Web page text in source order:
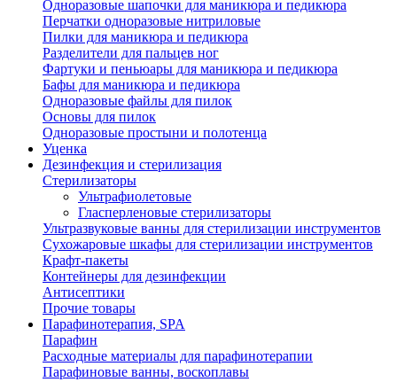
Одноразовые шапочки для маникюра и педикюра
Перчатки одноразовые нитриловые
Пилки для маникюра и педикюра
Разделители для пальцев ног
Фартуки и пеньюары для маникюра и педикюра
Бафы для маникюра и педикюра
Одноразовые файлы для пилок
Основы для пилок
Одноразовые простыни и полотенца
Уценка
Дезинфекция и стерилизация
Стерилизаторы
Ультрафиолетовые
Гласперленовые стерилизаторы
Ультразвуковые ванны для стерилизации инструментов
Сухожаровые шкафы для стерилизации инструментов
Крафт-пакеты
Контейнеры для дезинфекции
Антисептики
Прочие товары
Парафинотерапия, SPA
Парафин
Расходные материалы для парафинотерапии
Парафиновые ванны, воскоплавы